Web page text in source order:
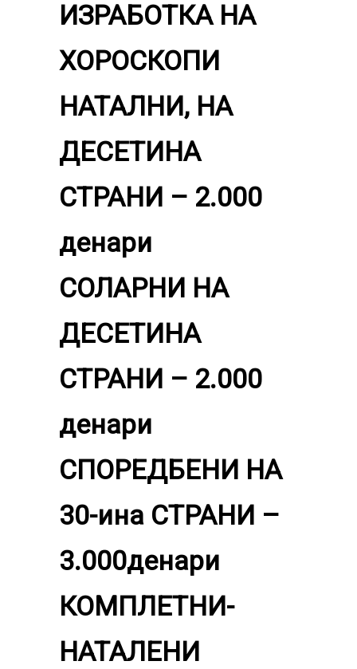
ИЗРАБОТКА НА
ХОРОСКОПИ
НАТАЛНИ, НА
ДЕСЕТИНА
СТРАНИ – 2.000
денари
СОЛАРНИ НА
ДЕСЕТИНА
СТРАНИ – 2.000
денари
СПОРЕДБЕНИ НА
30-ина СТРАНИ –
3.000денари
КОМПЛЕТНИ-
НАТАЛЕНИ